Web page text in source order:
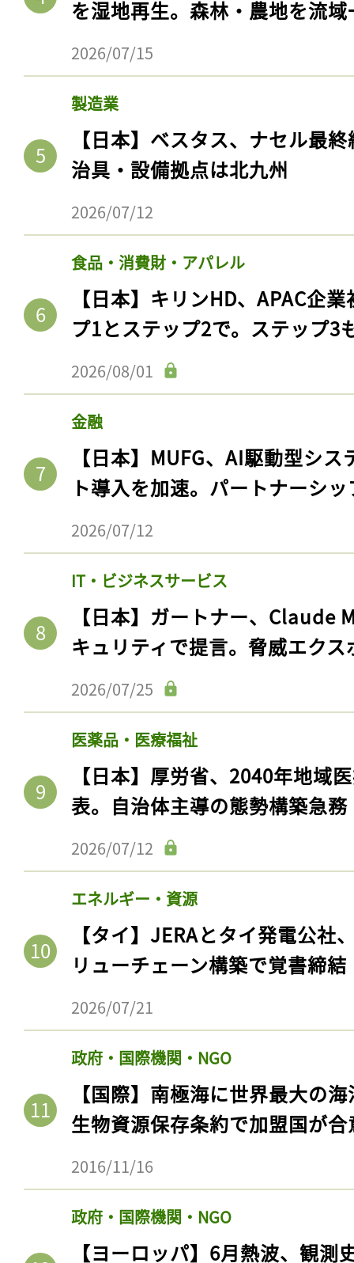
を湿地再生。森林・農地を流
2026/07/15
製造業
【日本】ベスタス、ナセル最
治具・設備拠点は北九州
2026/07/12
食品・消費財・アパレル
【日本】キリンHD、APAC企
プ1とステップ2で。ステップ3
2026/08/01
金融
【日本】MUFG、AI駆動型シ
ト導入を加速。パートナーシ
2026/07/12
IT・ビジネスサービス
【日本】ガートナー、Claude
キュリティで提言。脅威エク
2026/07/25
医薬品・医療福祉
【日本】厚労省、2040年地域
表。自治体主導の態勢構築急務
2026/07/12
エネルギー・資源
【タイ】JERAとタイ発電公社
リューチェーン構築で覚書締結
2026/07/21
政府・国際機関・NGO
【国際】南極海に世界最大の
生物資源保存条約で加盟国が合
2016/11/16
政府・国際機関・NGO
【ヨーロッパ】6月熱波、観